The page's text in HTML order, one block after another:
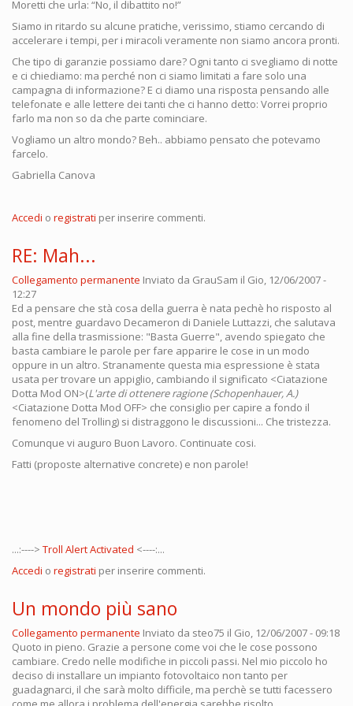
Moretti che urla: “No, il dibattito no!”
Siamo in ritardo su alcune pratiche, verissimo, stiamo cercando di
accelerare i tempi, per i miracoli veramente non siamo ancora pronti.
Che tipo di garanzie possiamo dare? Ogni tanto ci svegliamo di notte
e ci chiediamo: ma perché non ci siamo limitati a fare solo una
campagna di informazione? E ci diamo una risposta pensando alle
telefonate e alle lettere dei tanti che ci hanno detto: Vorrei proprio
farlo ma non so da che parte cominciare.
Vogliamo un altro mondo? Beh.. abbiamo pensato che potevamo
farcelo.
Gabriella Canova
Accedi o registrati per inserire commenti.
RE: Mah...
Collegamento permanente Inviato da GrauSam il Gio, 12/06/2007 -
12:27
Ed a pensare che stà cosa della guerra è nata pechè ho risposto al
post, mentre guardavo Decameron di Daniele Luttazzi, che salutava
alla fine della trasmissione: "Basta Guerre", avendo spiegato che
basta cambiare le parole per fare apparire le cose in un modo
oppure in un altro. Stranamente questa mia espressione è stata
usata per trovare un appiglio, cambiando il significato <Ciatazione
Dotta Mod ON>(L'arte di ottenere ragione (Schopenhauer, A.)
<Ciatazione Dotta Mod OFF> che consiglio per capire a fondo il
fenomeno del Trolling) si distraggono le discussioni... Che tristezza.
Comunque vi auguro Buon Lavoro. Continuate cosi.
Fatti (proposte alternative concrete) e non parole!
...:----> Troll Alert Activated <----:...
Accedi o registrati per inserire commenti.
Un mondo più sano
Collegamento permanente Inviato da steo75 il Gio, 12/06/2007 - 09:18
Quoto in pieno. Grazie a persone come voi che le cose possono
cambiare. Credo nelle modifiche in piccoli passi. Nel mio piccolo ho
deciso di installare un impianto fotovoltaico non tanto per
guadagnarci, il che sarà molto difficile, ma perchè se tutti facessero